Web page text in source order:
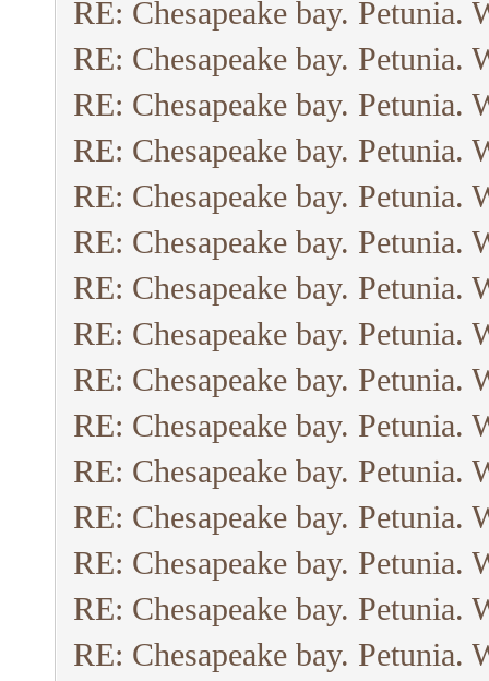
RE: Chesapeake bay. Petunia.
RE: Chesapeake bay. Petunia.
RE: Chesapeake bay. Petunia.
RE: Chesapeake bay. Petunia.
RE: Chesapeake bay. Petunia.
RE: Chesapeake bay. Petunia.
RE: Chesapeake bay. Petunia.
RE: Chesapeake bay. Petunia.
RE: Chesapeake bay. Petunia.
RE: Chesapeake bay. Petunia.
RE: Chesapeake bay. Petunia.
RE: Chesapeake bay. Petunia.
RE: Chesapeake bay. Petunia.
RE: Chesapeake bay. Petunia.
RE: Chesapeake bay. Petunia.